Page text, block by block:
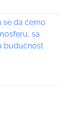
se da ćemo
sa
budućnost